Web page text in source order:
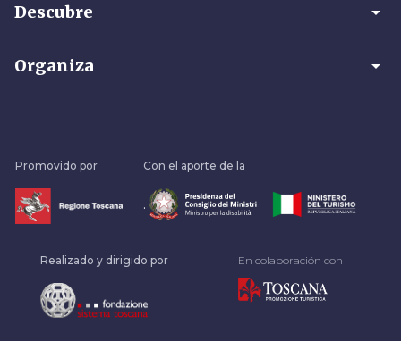
Descubre arrow_drop_down
Organiza arrow_drop_down
Promovido por Con el aporte de la
.
Realizado y dirigido por En colaboración con